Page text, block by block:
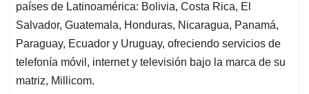
países de Latinoamérica: Bolivia, Costa Rica, El
Salvador, Guatemala, Honduras, Nicaragua, Panamá,
Paraguay, Ecuador y Uruguay, ofreciendo servicios de
telefonía móvil, internet y televisión bajo la marca de su
matriz, Millicom.